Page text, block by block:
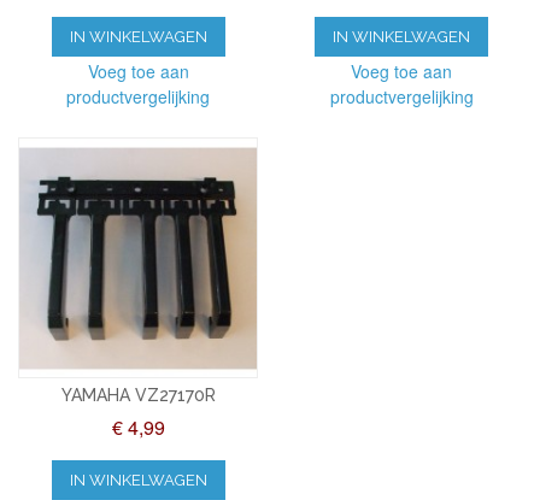
IN WINKELWAGEN
Voeg toe aan
productvergelijking
IN WINKELWAGEN
Voeg toe aan
productvergelijking
YAMAHA VZ27170R
€ 4,99
IN WINKELWAGEN